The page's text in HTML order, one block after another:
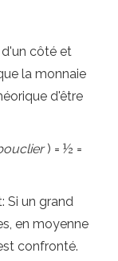
côté et
la monnaie
d'être
) = ½ =
Si un grand
en moyenne
confronté.